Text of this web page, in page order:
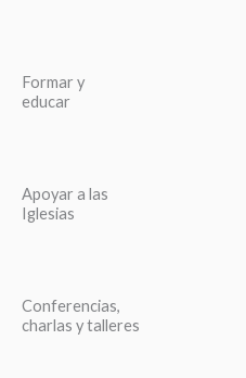
Formar y
educar
Apoyar a las
Iglesias
Conferencias,
charlas y talleres